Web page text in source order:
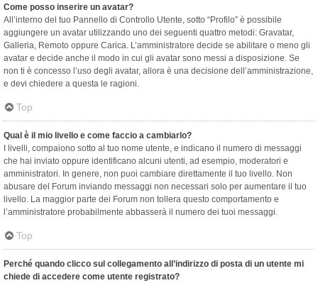
Come posso inserire un avatar?
All’interno del tuo Pannello di Controllo Utente, sotto “Profilo” è possibile
aggiungere un avatar utilizzando uno dei seguenti quattro metodi: Gravatar,
Galleria, Remoto oppure Carica. L’amministratore decide se abilitare o meno gli
avatar e decide anche il modo in cui gli avatar sono messi a disposizione. Se
non ti è concesso l’uso degli avatar, allora è una decisione dell’amministrazione,
e devi chiedere a questa le ragioni.
Top
Qual è il mio livello e come faccio a cambiarlo?
I livelli, compaiono sotto al tuo nome utente, e indicano il numero di messaggi
che hai inviato oppure identificano alcuni utenti, ad esempio, moderatori e
amministratori. In genere, non puoi cambiare direttamente il tuo livello. Non
abusare del Forum inviando messaggi non necessari solo per aumentare il tuo
livello. La maggior parte dei Forum non tollera questo comportamento e
l’amministratore probabilmente abbasserà il numero dei tuoi messaggi.
Top
Perché quando clicco sul collegamento all’indirizzo di posta di un utente mi
chiede di accedere come utente registrato?